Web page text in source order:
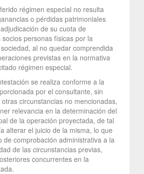
régimen especial no resulta
o pérdidas patrimoniales
de su cuota de
socios personas físicas por la
al no quedar comprendida
previstas en la normativa
régimen especial.
se realiza conforme a la
por el consultante, sin
circunstancias no mencionadas,
relevancia en la determinación del
de la operación proyectada, de tal
alterar el juicio de la misma, lo que
de comprobación administrativa a la
de las circunstancias previas,
concurrentes en la